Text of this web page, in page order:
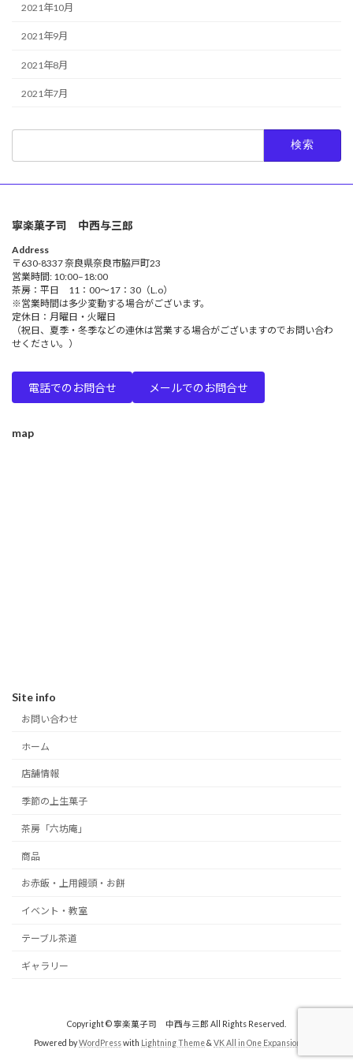
2021年10月
2021年9月
2021年8月
2021年7月
寧楽菓子司 中西与三郎
Address
〒630-8337 奈良県奈良市脇戸町23
営業時間: 10:00–18:00
茶房：平日 11：00～17：30（L.o）
※営業時間は多少変動する場合がございます。
定休日：月曜日・火曜日
（祝日、夏季・冬季などの連休は営業する場合がございますのでお問い合わ
せください。）
電話でのお問合せ メールでのお問合せ
map
Site info
お問い合わせ
ホーム
店舗情報
季節の上生菓子
茶房「六坊庵」
商品
お赤飯・上用饅頭・お餅
イベント・教室
テーブル茶道
ギャラリー
Copyright © 寧楽菓子司 中西与三郎 All Rights Reserved.
Powered byWordPresswith Lightning Theme& VK All in One Expansion Unit